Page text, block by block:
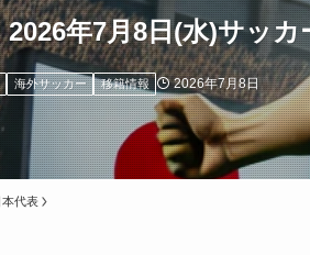
2026年7月8日(水)サッ
海外サッカー 移籍情報 2026年7月8日
本代表